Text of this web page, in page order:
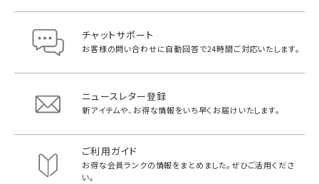
チャットサポート
お客様の問い合わせに自動回答で24時間ご対応いたします。
ニュースレター登録
新アイテムや、お得な情報をいち早く お届けいたします。
ご利用ガイド
お得な会員ランクの情報をまとめました。ぜひご活用くださ
い。